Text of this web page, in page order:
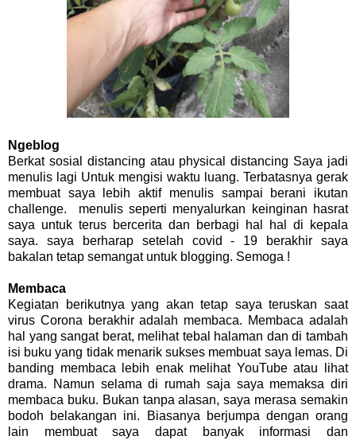
Ngeblog
Berkat sosial distancing atau physical distancing Saya jadi
menulis lagi Untuk mengisi waktu luang. Terbatasnya gerak
membuat saya lebih aktif menulis sampai berani ikutan
challenge. menulis seperti menyalurkan keinginan hasrat
saya untuk terus bercerita dan berbagi hal hal di kepala
saya. saya berharap setelah covid - 19 berakhir saya
bakalan tetap semangat untuk blogging. Semoga !
Membaca
Kegiatan berikutnya yang akan tetap saya teruskan saat
virus Corona berakhir adalah membaca. Membaca adalah
hal yang sangat berat, melihat tebal halaman dan di tambah
isi buku yang tidak menarik sukses membuat saya lemas. Di
banding membaca lebih enak melihat YouTube atau lihat
drama. Namun selama di rumah saja saya memaksa diri
membaca buku. Bukan tanpa alasan, saya merasa semakin
bodoh belakangan ini. Biasanya berjumpa dengan orang
lain membuat saya dapat banyak informasi dan